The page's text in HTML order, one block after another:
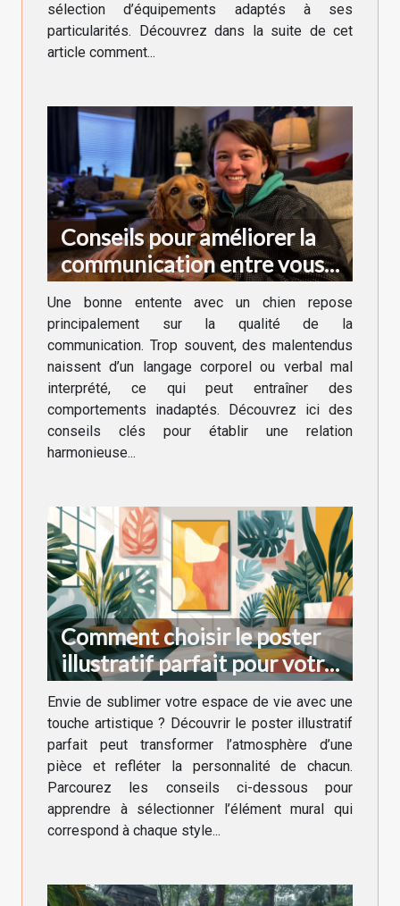
sélection d’équipements adaptés à ses
particularités. Découvrez dans la suite de cet
article comment...
Conseils pour améliorer la
communication entre vous
et votre chien
Une bonne entente avec un chien repose
principalement sur la qualité de la
communication. Trop souvent, des malentendus
naissent d’un langage corporel ou verbal mal
interprété, ce qui peut entraîner des
comportements inadaptés. Découvrez ici des
conseils clés pour établir une relation
harmonieuse...
Comment choisir le poster
illustratif parfait pour votre
décoration intérieure
Envie de sublimer votre espace de vie avec une
touche artistique ? Découvrir le poster illustratif
parfait peut transformer l’atmosphère d’une
pièce et refléter la personnalité de chacun.
Parcourez les conseils ci-dessous pour
apprendre à sélectionner l’élément mural qui
correspond à chaque style...